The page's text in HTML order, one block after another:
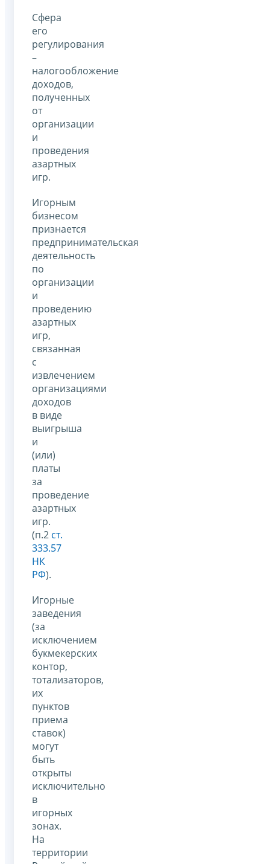
Сфера
его
регулирования
–
налогообложение
доходов,
полученных
от
организации
и
проведения
азартных
игр.
Игорным
бизнесом
признается
предпринимательская
деятельность
по
организации
и
проведению
азартных
игр,
связанная
с
извлечением
организациями
доходов
в виде
выигрыша
и
(или)
платы
за
проведение
азартных
игр.
(п.2 ст.
333.57
НК
РФ).
Игорные
заведения
(за
исключением
букмекерских
контор,
тотализаторов,
их
пунктов
приема
ставок)
могут
быть
открыты
исключительно
в
игорных
зонах.
На
территории